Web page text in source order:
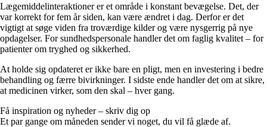
Lægemiddelinteraktioner er et område i konstant bevægelse. Det, der
var korrekt for fem år siden, kan være ændret i dag. Derfor er det
vigtigt at søge viden fra troværdige kilder og være nysgerrig på nye
opdagelser. For sundhedspersonale handler det om faglig kvalitet – for
patienter om tryghed og sikkerhed.
At holde sig opdateret er ikke bare en pligt, men en investering i bedre
behandling og færre bivirkninger. I sidste ende handler det om at sikre,
at medicinen virker, som den skal – hver gang.
Få inspiration og nyheder – skriv dig op
Et par gange om måneden sender vi noget, du vil få glæde af.